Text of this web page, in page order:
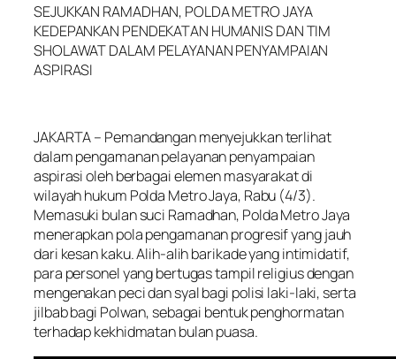
SEJUKKAN RAMADHAN, POLDA METRO JAYA
KEDEPANKAN PENDEKATAN HUMANIS DAN TIM
SHOLAWAT DALAM PELAYANAN PENYAMPAIAN
ASPIRASI
JAKARTA – Pemandangan menyejukkan terlihat
dalam pengamanan pelayanan penyampaian
aspirasi oleh berbagai elemen masyarakat di
wilayah hukum Polda Metro Jaya, Rabu (4/3).
Memasuki bulan suci Ramadhan, Polda Metro Jaya
menerapkan pola pengamanan progresif yang jauh
dari kesan kaku. Alih-alih barikade yang intimidatif,
para personel yang bertugas tampil religius dengan
mengenakan peci dan syal bagi polisi laki-laki, serta
jilbab bagi Polwan, sebagai bentuk penghormatan
terhadap kekhidmatan bulan puasa.